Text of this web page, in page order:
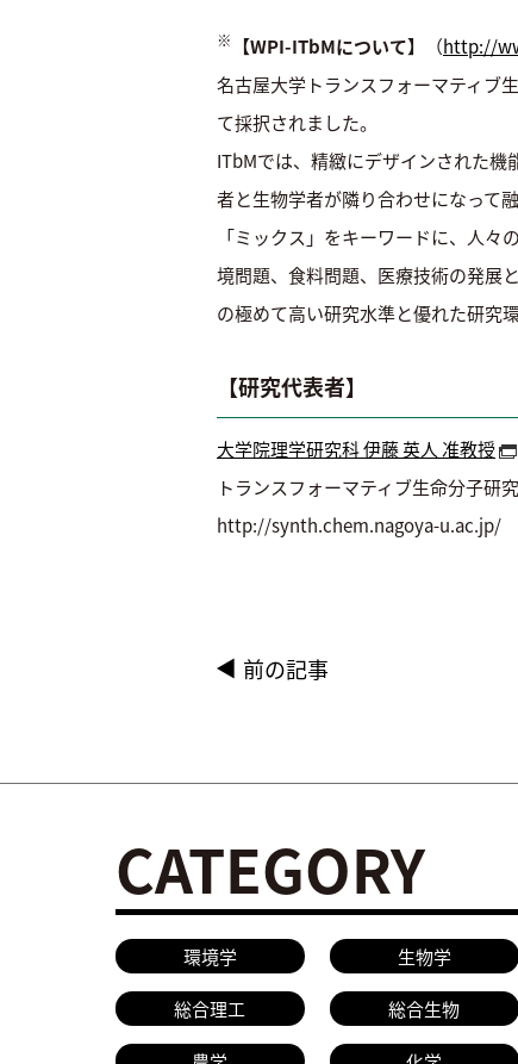
※ 【WPI-ITbMについて】 （http://
名古屋大学トランスフォーマティブ
て採択されました。
ITbMでは、精緻にデザインされた
者と生物学者が隣り合わせになって
「ミックス」をキーワードに、人
境問題、食料問題、医療技術の発展
の極めて高い研究水準と優れた研究
【研究代表者】
大学院理学研究科 伊藤 英人 准教授
トランスフォーマティブ生命分子研
http://synth.chem.nagoya-u.ac.jp/
前の記事
CATEGORY
環境学 生物学
総合理工 総合生物